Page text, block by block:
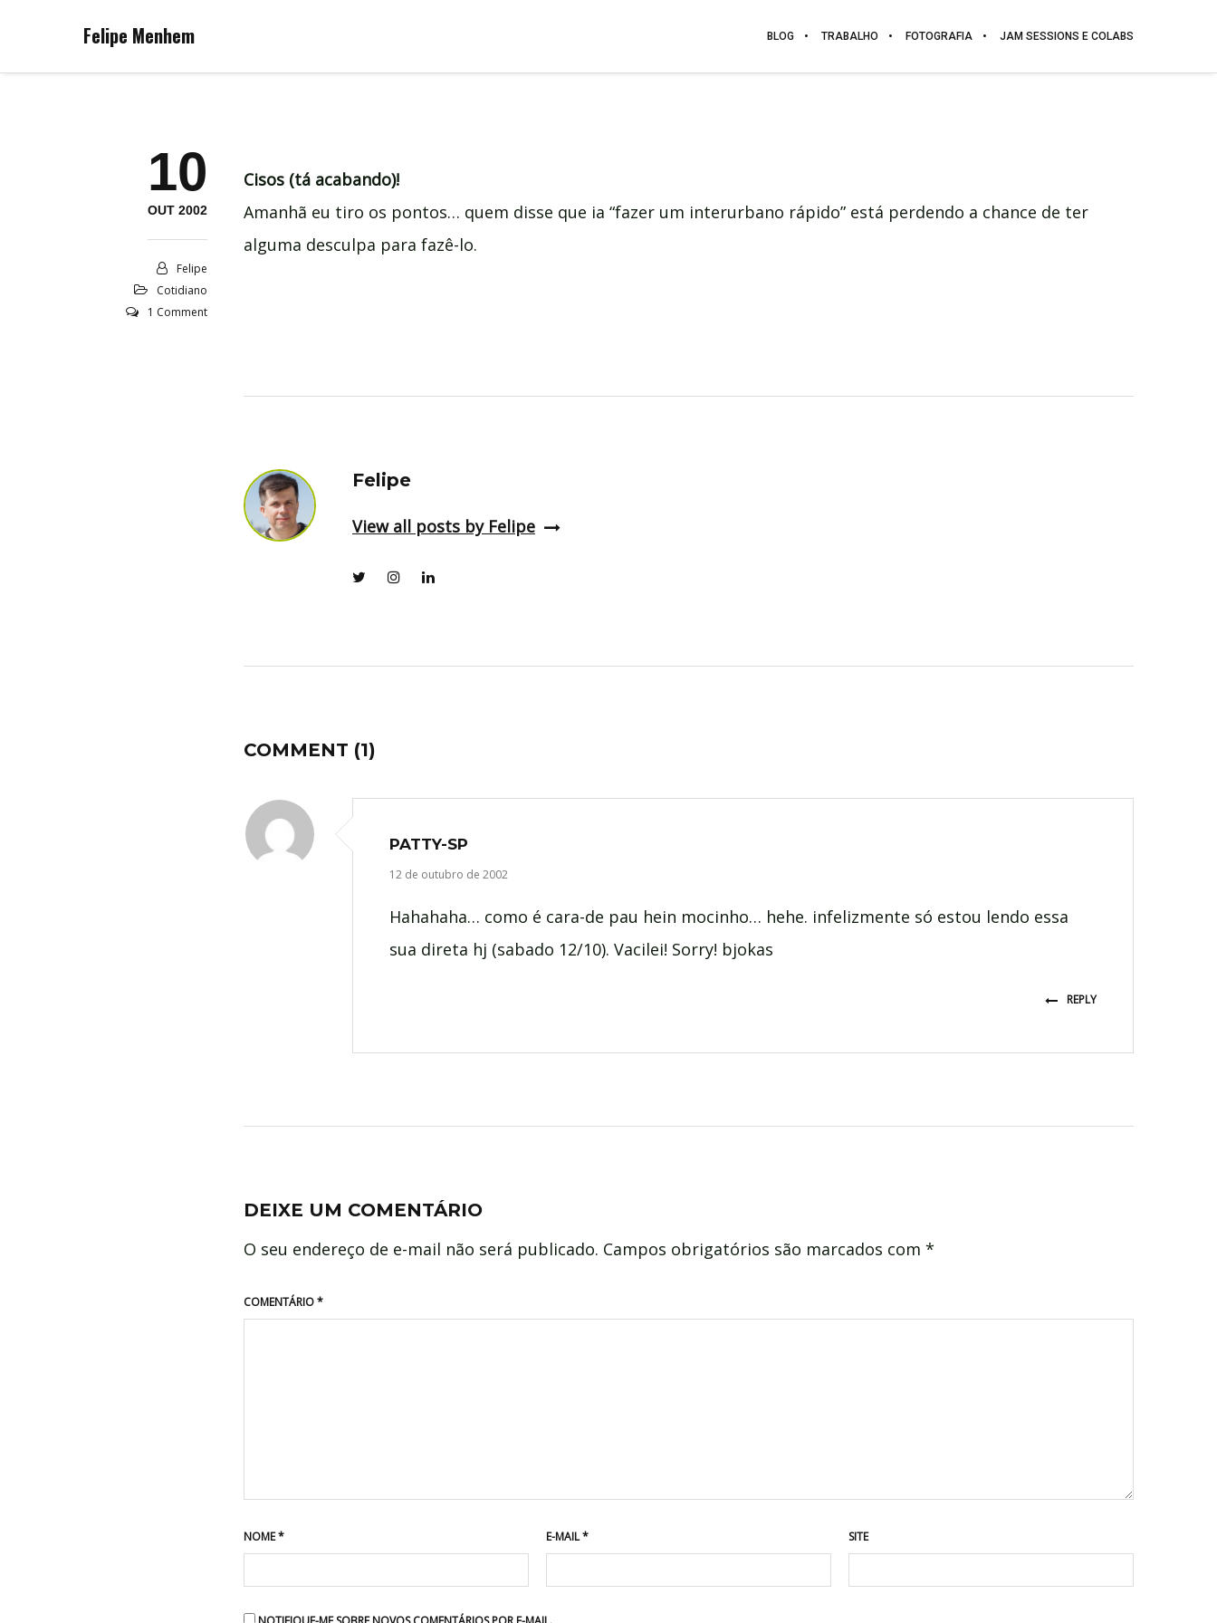
Felipe Menhem BLOG TRABALHO FOTOGRAFIA JAM SESSIONS E COLABS
10
OUT 2002
Felipe
Cotidiano
1 Comment
Cisos (tá acabando)!
Amanhã eu tiro os pontos… quem disse que ia “fazer um interurbano rápido” está perdendo a chance de ter
alguma desculpa para fazê-lo.
Felipe
View all posts by Felipe
COMMENT (1)
PATTY-SP
12 de outubro de 2002
Hahahaha… como é cara-de pau hein mocinho… hehe. infelizmente só estou lendo essa
sua direta hj (sabado 12/10). Vacilei! Sorry! bjokas
REPLY
DEIXE UM COMENTÁRIO
O seu endereço de e-mail não será publicado. Campos obrigatórios são marcados com *
COMENTÁRIO*
NOME* E-MAIL* SITE